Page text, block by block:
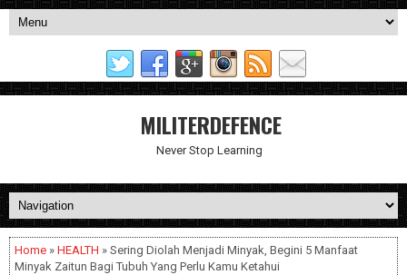
MILITERDEFENCE
Never Stop Learning
Home » HEALTH » Sering Diolah Menjadi Minyak, Begini 5 Manfaat
Minyak Zaitun Bagi Tubuh Yang Perlu Kamu Ketahui